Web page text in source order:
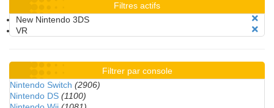
Filtres actifs
New Nintendo 3DS
VR
Filtrer par console
Nintendo Switch (2906)
Nintendo DS (1100)